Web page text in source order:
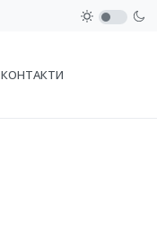
КОНТАКТИ